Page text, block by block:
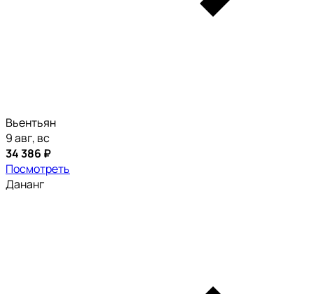
Вьентьян
9 авг, вс
34 386 ₽
Посмотреть
Дананг